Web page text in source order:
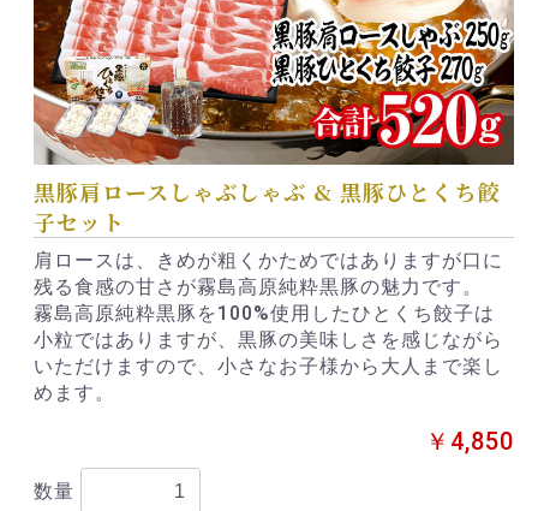
黒豚肩ロースしゃぶしゃぶ & 黒豚ひとくち餃
子セット
肩ロースは、きめが粗くかためではありますが口に
残る食感の甘さが霧島高原純粋黒豚の魅力です。
霧島高原純粋黒豚を100%使用したひとくち餃子は
小粒ではありますが、黒豚の美味しさを感じながら
いただけますので、小さなお子様から大人まで楽し
めます。
￥4,850
数量